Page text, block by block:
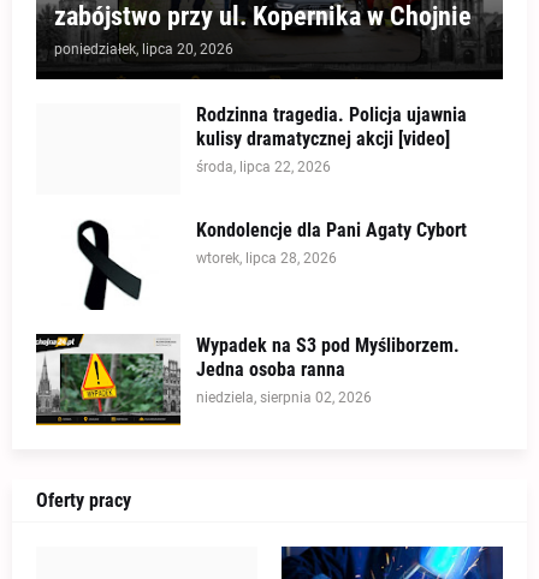
zabójstwo przy ul. Kopernika w Chojnie
poniedziałek, lipca 20, 2026
Rodzinna tragedia. Policja ujawnia
kulisy dramatycznej akcji [video]
środa, lipca 22, 2026
Kondolencje dla Pani Agaty Cybort
wtorek, lipca 28, 2026
Wypadek na S3 pod Myśliborzem.
Jedna osoba ranna
niedziela, sierpnia 02, 2026
Oferty pracy